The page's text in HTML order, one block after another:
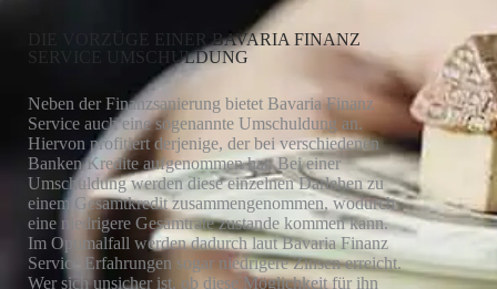
DIE VORZÜGE EINER BAVARIA FINANZ
SERVICE UMSCHULDUNG
Neben der Finanzsanierung bietet Bavaria Finanz
Service auch eine sogenannte Umschuldung an.
Hiervon profitiert derjenige, der bei verschiedenen
Banken Kredite aufgenommen hat. Bei einer
Umschuldung werden diese einzelnen Darlehen zu
einem Gesamtkredit zusammengenommen, wodurch
eine niedrigere Gesamtrate zustande kommen kann.
Im Optimalfall werden dadurch laut Bavaria Finanz
Service Erfahrungen sogar niedrigere Zinsen erreicht.
Wer sich unsicher ist, ob diese Möglichkeit für ihn